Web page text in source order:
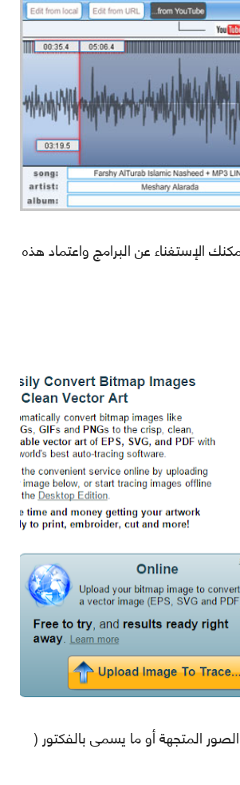
الإستغناء عن البرامجواعتماد هذه
المتجهة أو ما يسمى بالفكتور (